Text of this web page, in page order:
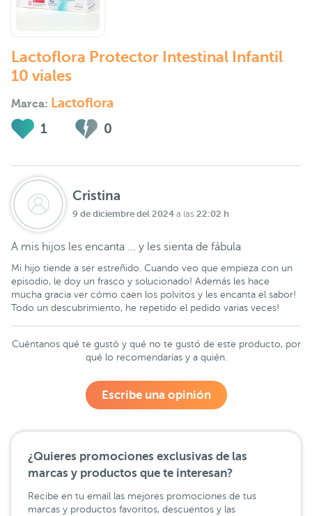
Lactoflora Protector Intestinal Infantil
10 viales
Marca: Lactoflora
1
0
Cristina
9 de diciembre del 2024 a las 22:02 h
A mis hijos les encanta ... y les sienta de fábula
Mi hijo tiende a ser estreñido. Cuando veo que empieza con un
episodio, le doy un frasco y solucionado! Además les hace
mucha gracia ver cómo caen los polvitos y les encanta el sabor!
Todo un descubrimiento, he repetido el pedido varias veces!
Cuéntanos qué te gustó y qué no te gustó de este producto, por
qué lo recomendarías y a quién.
Escribe una opinión
¿Quieres promociones exclusivas de las
marcas y productos que te interesan?
Recibe en tu email las mejores promociones de tus
marcas y productos favoritos, descuentos y las